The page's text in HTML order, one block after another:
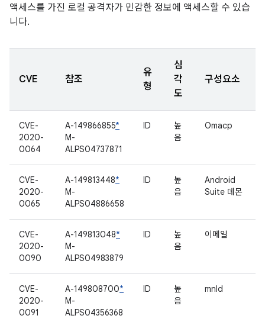
액세스를 가진 로컬 공격자가 민감한 정보에 액세스할 수 있습
니다.
CVE 참조
유
형
심
각
도
구성요소
CVE-
2020-
0064
A-149866855*
M-
ALPS04737871
ID
높
음
Omacp
CVE-
2020-
0065
A-149813448*
M-
ALPS04886658
ID
높
음
Android
Suite 데몬
CVE-
2020-
0090
A-149813048*
M-
ALPS04983879
ID
높
음
이메일
CVE-
2020-
0091
A-149808700*
M-
ALPS04356368
ID
높
음
mnld